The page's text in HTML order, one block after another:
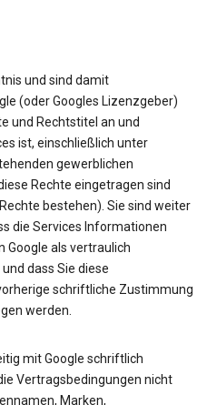
und sind damit
(oder Googles Lizenzgeber)
und Rechtstitel an und
ist, einschließlich unter
gewerblichen
Rechte eingetragen sind
bestehen). Sie sind weiter
die Services Informationen
Google als vertraulich
dass Sie diese
schriftliche Zustimmung
werden.
mit Google schriftlich
Vertragsbedingungen nicht
Marken,